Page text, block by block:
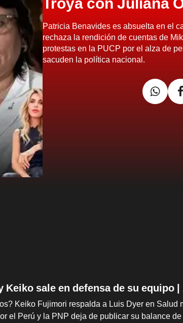
Patricia Benavides es absuelta en el
rechaza la rendición de cuentas de
protestas en la PUCP por el alza de
sacuden la política nacional.
sale en defensa de su equipo
Keiko Fujimori respalda a Luis Dyer en Salud
el Perú y la PNP deja de publicar su balance